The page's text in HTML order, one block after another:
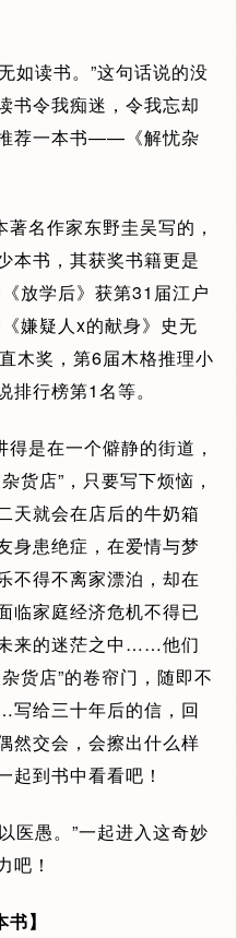
如读书。”这句话说的没
书令我痴迷，令我忘却
荐一本书——《解忧杂
著名作家东野圭吴写的，
本书，其获奖书籍更是
放学后》获第31届江户
嫌疑人x的献身》史无
木奖，第6届木格推理小
行榜第1名等。
得是在一个僻静的街道，
货店”，只要写下烦恼，
天就会在店后的牛奶箱
身患绝症，在爱情与梦
不得不离家漂泊，却在
临家庭经济危机不得已
来的迷茫之中……他们
货店”的卷帘门，随即不
给三十年后的信，回
交会，会擦出什么样
起到书中看看吧！
医愚。”一起进入这奇妙
吧！
】